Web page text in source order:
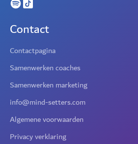
Contact
Contactpagina
Samenwerken coaches
Samenwerken marketing
info@mind-setters.com
Algemene voorwaarden
Privacy verklaring